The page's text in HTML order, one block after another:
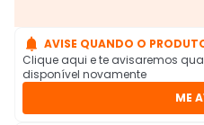
 AVISE QUANDO O
Clique aqui e te avisaremos
disponível novamente
ME